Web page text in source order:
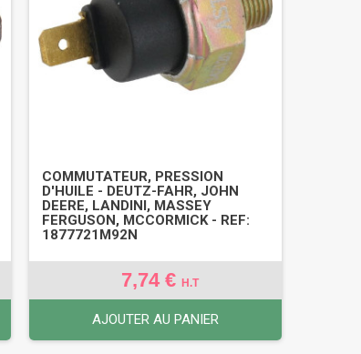
COMMUTATEUR, PRESSION
D'HUILE - DEUTZ-FAHR, JOHN
DEERE, LANDINI, MASSEY
FERGUSON, MCCORMICK - REF:
1877721M92N
7,74 €H.T
AJOUTER AU PANIER